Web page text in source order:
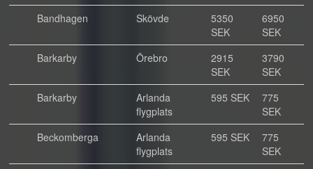
Bandhagen
Skövde
5350
SEK
6950
SEK
Barkarby
Örebro
2915
SEK
3790
SEK
Barkarby
Arlanda
flygplats
595 SEK
775
SEK
Beckomberga
Arlanda
flygplats
595 SEK
775
SEK